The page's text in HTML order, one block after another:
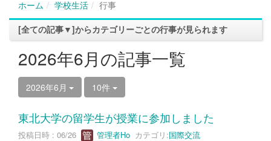
ホーム 学校生活
行事
[全ての記事▼]からカテゴリーごとの行事が見られます
2026年6月の記事一覧
2026年6月 10件
東北大学の留学生が授業に参加しました
投稿日時 : 06/26 管理者Ho カテゴリ:国際交流